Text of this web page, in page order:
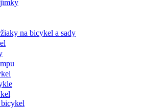
na bicykel a sady